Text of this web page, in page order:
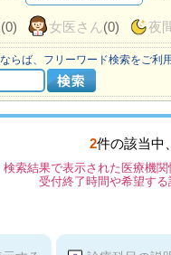
(0) 女医さん(0) 夜
らば、フリーワード検索をご利
2件の該当中、
検索結果で表示された医療機
受付終了時間や希望する